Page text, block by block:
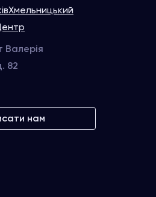
Хмельницький
Валерія
82
нам